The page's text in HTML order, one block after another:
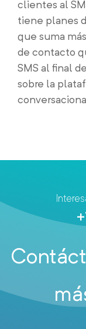
clientes al
tiene planes
que suma
de contacto
SMS al final
sobre la